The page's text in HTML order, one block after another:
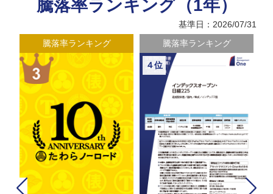
騰落率ランキング（1年）
基準日：2026/07/31
騰落率ランキング 騰落率ランキング
４位